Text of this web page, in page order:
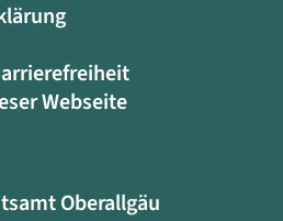
Webseite
Oberallgäu